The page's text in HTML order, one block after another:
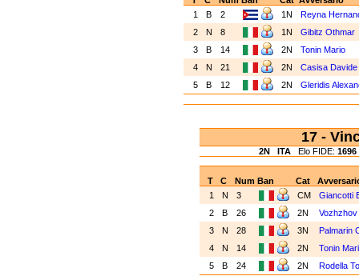
1
B 2 1N
Reyna
2
N 8 1N
Gibitz Othmar
3
B 14 2N
Tonin Mario
4
N 21 2N
Casisa Davide
5
B 12 2N Gleridis
17 -
2N ITA Elo FIDE: 1696
T C Num Ban Cat
1
N 3 CM
Giancotti
2
B 26 2N
3
N 28 3N
Palmarin
4
N 14 2N
Tonin
5
B 24 2N Rodella